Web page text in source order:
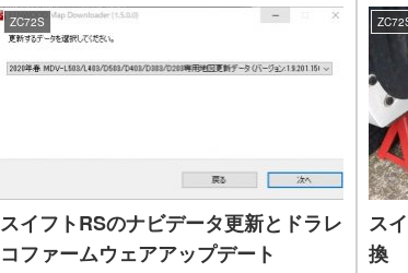
ZC72S
スイフトRSのナビデータ更新とドラレ
コファームウェアアップデート
ス
換